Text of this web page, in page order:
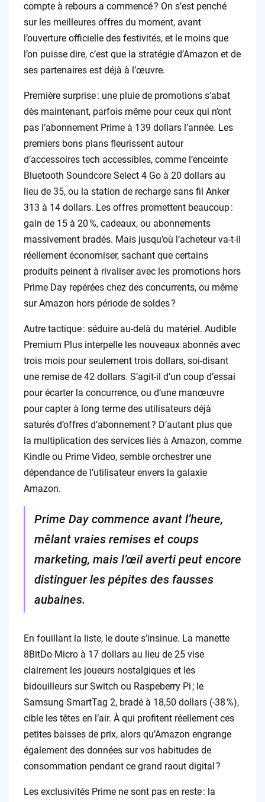
compte à rebours a commencé ? On s’est penché
sur les meilleures offres du moment, avant
l’ouverture officielle des festivités, et le moins que
l’on puisse dire, c’est que la stratégie d’Amazon et de
ses partenaires est déjà à l’œuvre.
Première surprise : une pluie de promotions s’abat
dès maintenant, parfois même pour ceux qui n’ont
pas l’abonnement Prime à 139 dollars l’année. Les
premiers bons plans fleurissent autour
d’accessoires tech accessibles, comme l’enceinte
Bluetooth Soundcore Select 4 Go à 20 dollars au
lieu de 35, ou la station de recharge sans fil Anker
313 à 14 dollars. Les offres promettent beaucoup :
gain de 15 à 20 %, cadeaux, ou abonnements
massivement bradés. Mais jusqu’où l’acheteur va-t-il
réellement économiser, sachant que certains
produits peinent à rivaliser avec les promotions hors
Prime Day repérées chez des concurrents, ou même
sur Amazon hors période de soldes ?
Autre tactique : séduire au-delà du matériel. Audible
Premium Plus interpelle les nouveaux abonnés avec
trois mois pour seulement trois dollars, soi-disant
une remise de 42 dollars. S’agit-il d’un coup d’essai
pour écarter la concurrence, ou d’une manœuvre
pour capter à long terme des utilisateurs déjà
saturés d’offres d’abonnement ? D’autant plus que
la multiplication des services liés à Amazon, comme
Kindle ou Prime Video, semble orchestrer une
dépendance de l’utilisateur envers la galaxie
Amazon.
Prime Day commence avant l’heure,
mêlant vraies remises et coups
marketing, mais l’œil averti peut encore
distinguer les pépites des fausses
aubaines.
En fouillant la liste, le doute s’insinue. La manette
8BitDo Micro à 17 dollars au lieu de 25 vise
clairement les joueurs nostalgiques et les
bidouilleurs sur Switch ou Raspeberry Pi ; le
Samsung SmartTag 2, bradé à 18,50 dollars (-38 %),
cible les têtes en l’air. À qui profitent réellement ces
petites baisses de prix, alors qu’Amazon engrange
également des données sur vos habitudes de
consommation pendant ce grand raout digital ?
Les exclusivités Prime ne sont pas en reste : la